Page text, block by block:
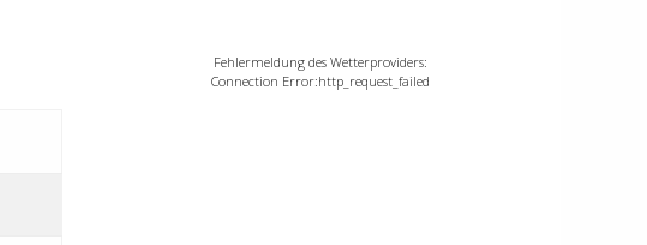
Fehlermeldung des Wetterproviders:
Connection Error:http_request_failed